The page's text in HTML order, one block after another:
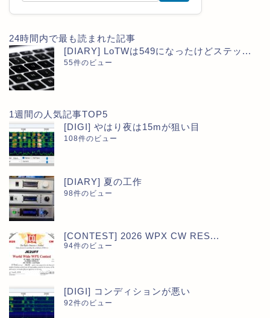
24時間内で最も読まれた記事
[DIARY] LoTWは549になったけどステッ...
55件のビュー
1週間の人気記事TOP5
[DIGI] やはり夜は15mが狙い目
108件のビュー
[DIARY] 夏の工作
98件のビュー
[CONTEST] 2026 WPX CW RES...
94件のビュー
[DIGI] コンディションが悪い
92件のビュー